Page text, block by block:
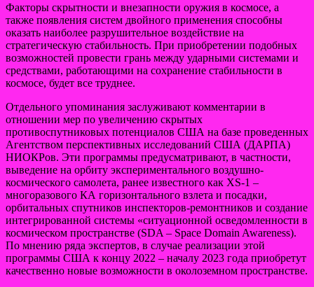
Факторы скрытности и внезапности оружия в космосе, а
также появления систем двойного применения способны
оказать наиболее разрушительное воздействие на
стратегическую стабильность. При приобретении подобных
возможностей провести грань между ударными системами и
средствами, работающими на сохранение стабильности в
космосе, будет все труднее.
Отдельного упоминания заслуживают комментарии в
отношении мер по увеличению скрытых
противоспутниковых потенциалов США на базе проведенных
Агентством перспективных исследований США (ДАРПА)
НИОКРов. Эти программы предусматривают, в частности,
выведение на орбиту экспериментального воздушно-
космического самолета, ранее известного как XS-1 –
многоразового КА горизонтального взлета и посадки,
орбитальных спутников инспекторов-ремонтников и создание
интегрированной системы «ситуационной осведомленности в
космическом пространстве (SDA – Space Domain Awareness).
По мнению ряда экспертов, в случае реализации этой
программы США к концу 2022 – началу 2023 года приобретут
качественно новые возможности в околоземном пространстве.